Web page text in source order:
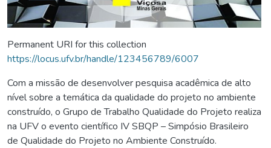
Permanent URI for this collection
https://locus.ufv.br/handle/123456789/6007
Com a missão de desenvolver pesquisa acadêmica de alto
nível sobre a temática da qualidade do projeto no ambiente
construído, o Grupo de Trabalho Qualidade do Projeto realiza
na UFV o evento científico IV SBQP – Simpósio Brasileiro
de Qualidade do Projeto no Ambiente Construído.